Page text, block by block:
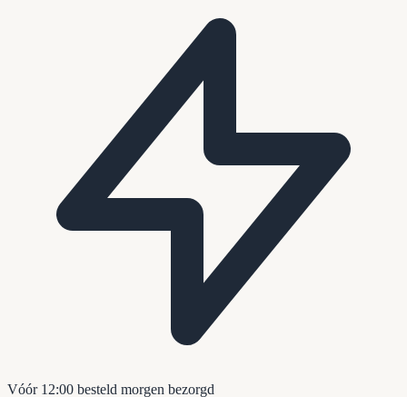
Vóór 12:00 besteld morgen bezorgd